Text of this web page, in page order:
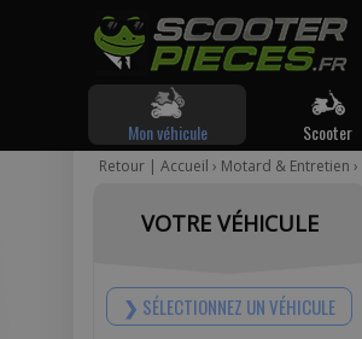
Mon véhicule Scooter
Retour | Accueil › Motard & Entretien ›
VOTRE VÉHICULE
SÉLECTIONNEZ UN VÉHICULE